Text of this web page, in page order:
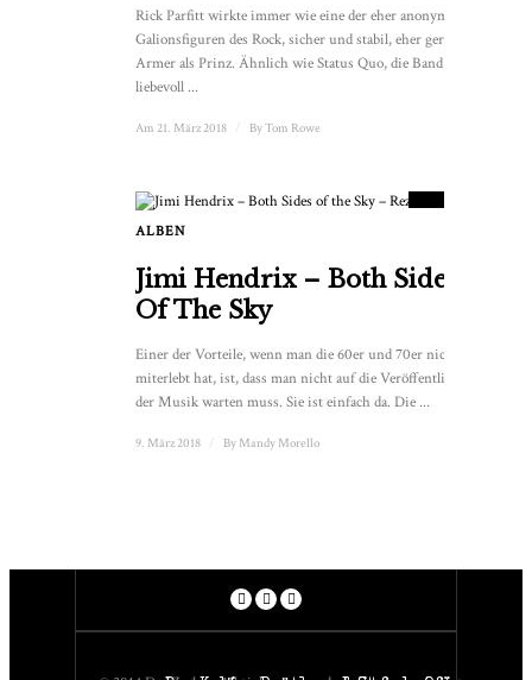
Rick Parfitt wirkte immer wie eine der eher anonymen
Galionsfiguren des Rock, sicher und stabil, eher gerissener
Armer als Prinz. Ähnlich wie Status Quo, die Band, die er
liebevoll ...
Am 21. März 2018 ByTom Rowe
ALBEN
Jimi Hendrix – Both Sides
Of The Sky
Einer der Vorteile, wenn man die 60er und 70er nicht
miterlebt hat, ist, dass man nicht auf die Veröffentlichung
der Musik warten muss. Sie ist einfach da. Die ...
9. März 2018 By Mandy Morello